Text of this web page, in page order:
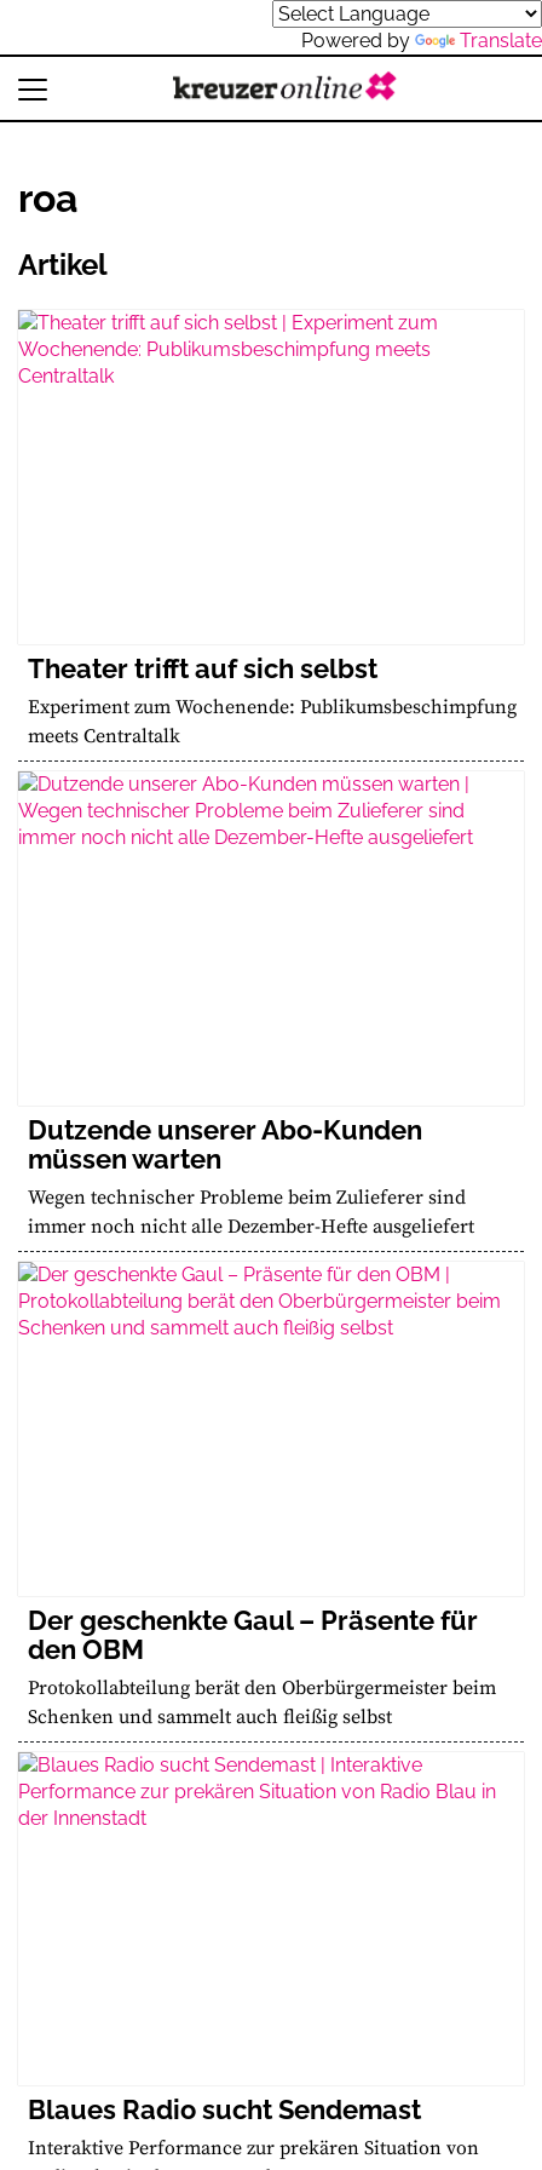
Powered by Translate
roa
Artikel
Theater trifft auf sich selbst
Experiment zum Wochenende: Publikumsbeschimpfung
meets Centraltalk
Dutzende unserer Abo-Kunden
müssen warten
Wegen technischer Probleme beim Zulieferer sind
immer noch nicht alle Dezember-Hefte ausgeliefert
Der geschenkte Gaul – Präsente für
den OBM
Protokollabteilung berät den Oberbürgermeister beim
Schenken und sammelt auch fleißig selbst
Blaues Radio sucht Sendemast
Interaktive Performance zur prekären Situation von